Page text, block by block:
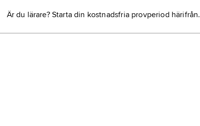
Är du lärare? Starta din kostnadsfria provperiod härifrån.